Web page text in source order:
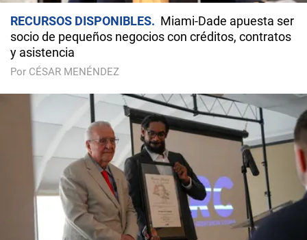
RECURSOS DISPONIBLES
Miami-Dade apuesta ser
socio de pequeños negocios con créditos, contratos
y asistencia
Por CÉSAR MENÉNDEZ